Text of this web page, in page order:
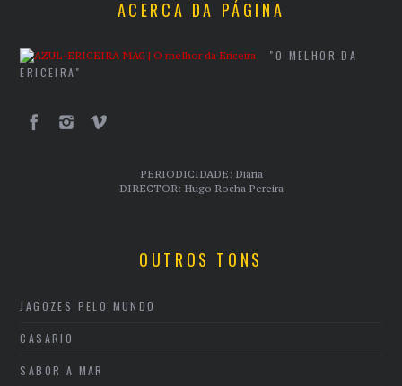
ACERCA DA PÁGINA
"O MELHOR DA
ERICEIRA"
PERIODICIDADE: Diária
DIRECTOR: Hugo Rocha Pereira
OUTROS TONS
JAGOZES PELO MUNDO
CASARIO
SABOR A MAR